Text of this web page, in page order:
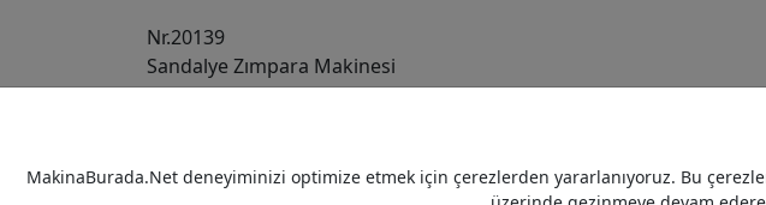
Nr.20139
Sandalye Zımpara Makinesi
Fabrikat: italyan
MakinaBurada.Net deneyiminizi optimize etmek için çerezlerden yararlanıyoruz. Bu